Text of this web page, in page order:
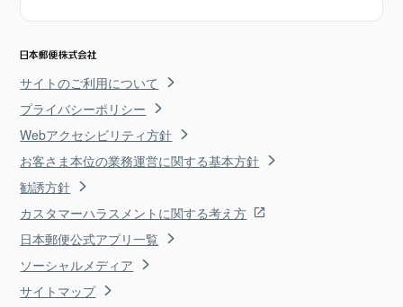
サイトのご利用について
プライバシーポリシー
Webアクセシビリティ方針
お客さま本位の業務運営に関する基本方針
勧誘方針
カスタマーハラスメントに関する考え方
日本郵便公式アプリ一覧
ソーシャルメディア
サイトマップ